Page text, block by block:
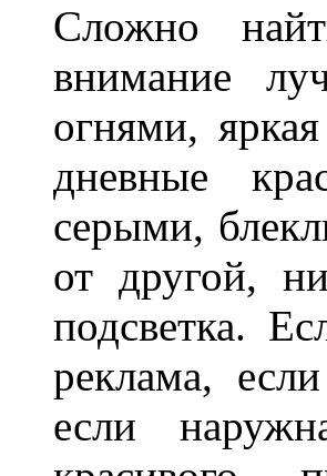
Сложно
внимание
огнями,
дневные
серыми,
от другой,
подсветка.
реклама,
если